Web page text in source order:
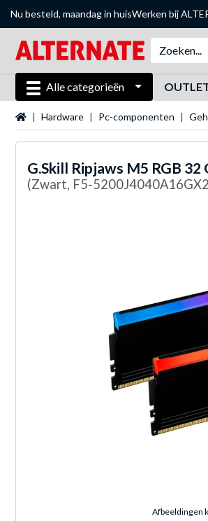
Nu besteld, maandag in huisWerken bij
Alle categorieën
Startpagina
Hardware Pc-componenten
G.Skill Ripjaws M5 RGB
(Zwart, F5-
Afbeeldingen